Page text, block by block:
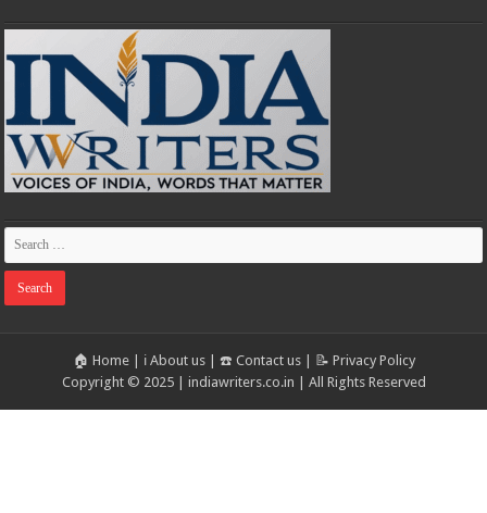
🏠 Home| ℹ️ About us| ☎️ Contact us|
📝 Privacy Policy
Copyright © 2025 | indiawriters.co.in | All Rights Reserved